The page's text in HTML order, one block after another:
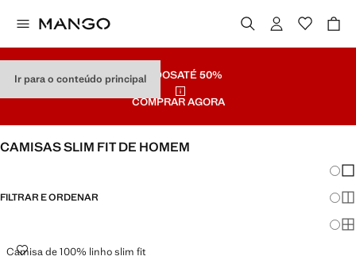
Ir para o conteúdo principalSALDOSATÉ 50%
COMPRAR AGORA
CAMISAS SLIM FIT DE HOMEM
FILTRAR E ORDENAR
Camisa de 100% linho slim fit
CAMISA DE 100% LINHO SLIM FIT